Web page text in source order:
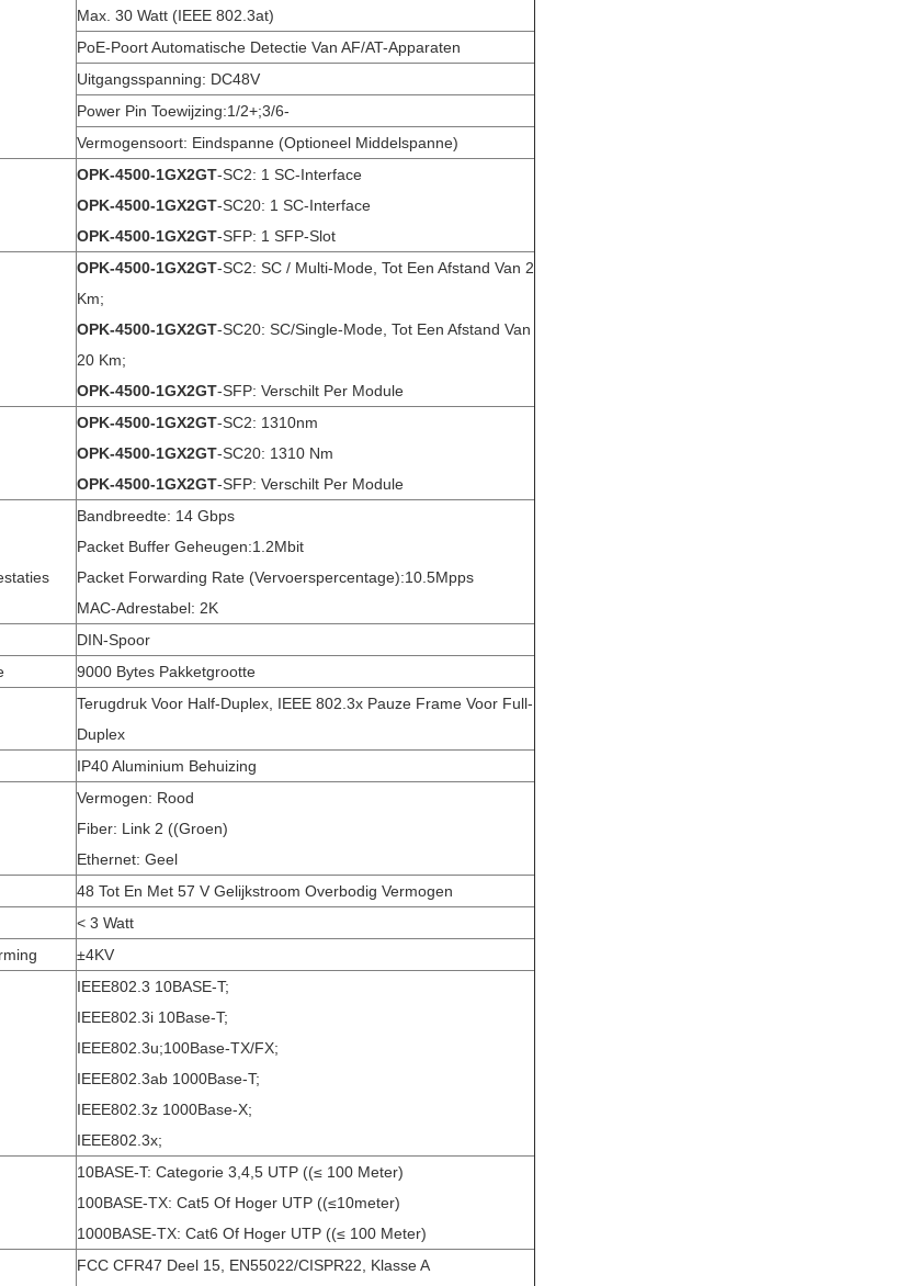
Max. 30 Watt (IEEE 802.3at)
PoE-Poort Automatische Detectie Van AF/AT-Apparaten
Uitgangsspanning: DC48V
Power Pin Toewijzing:1/2+;3/6-
Vermogensoort: Eindspanne (optioneel Middelspanne)
OPK-4500-1GX2GT-SC2: 1 SC-Interface
OPK-4500-1GX2GT-SC20: 1 SC-Interface
OPK-4500-1GX2GT-SFP: 1 SFP-Slot
OPK-4500-1GX2GT-SC2: SC / Multi-Mode, Tot Een Afstand Van 2
Km;
OPK-4500-1GX2GT-SC20: SC/single-Mode, Tot Een Afstand Van
20 Km;
OPK-4500-1GX2GT-SFP: Verschilt Per Module
OPK-4500-1GX2GT-SC2: 1310nm
OPK-4500-1GX2GT-SC20: 1310 Nm
OPK-4500-1GX2GT-SFP: Verschilt Per Module
Bandbreedte: 14 Gbps
Packet Buffer Geheugen:1.2Mbit
Packet Forwarding Rate (vervoerspercentage):10.5Mpps
MAC-Adrestabel: 2K
DIN-Spoor
9000 Bytes Pakketgrootte
Terugdruk Voor Half-Duplex, IEEE 802.3x Pauze Frame Voor Full-
Duplex
IP40 Aluminium Behuizing
Vermogen: Rood
Fiber: Link 2 ((groen)
Ethernet: Geel
48 Tot En Met 57 V Gelijkstroom Overbodig Vermogen
< 3 Watt
±4KV
IEEE802.3 10BASE-T;
IEEE802.3i 10Base-T;
IEEE802.3u;100Base-TX/FX;
IEEE802.3ab 1000Base-T;
IEEE802.3z 1000Base-X;
IEEE802.3x;
10BASE-T: Categorie 3,4,5 UTP ((≤ 100 Meter)
100BASE-TX: Cat5 Of Hoger UTP ((≤10meter)
1000BASE-TX: Cat6 Of Hoger UTP ((≤ 100 Meter)
FCC CFR47 Deel 15, EN55022/CISPR22, Klasse A